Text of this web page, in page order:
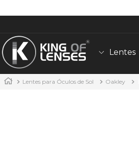
Lentes
Lentes para Óculos de Sol Oakley